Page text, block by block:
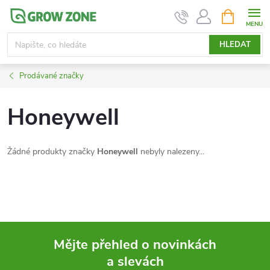
Přejít
obsah
HLEDAT
NÁKUPNÍ
KOŠÍK
Prodávané značky
Honeywell
Žádné produkty značky Honeywell nebyly nalezeny...
Mějte přehled o novinkách
a slevách